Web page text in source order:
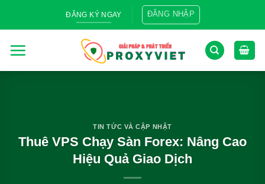
ĐĂNG KÝ NGAY ĐĂNG NHẬP
TIN TỨC VÀ CẬP NHẬT
Thuê VPS Chạy Sàn Forex: Nâng Cao
Hiệu Quả Giao Dịch